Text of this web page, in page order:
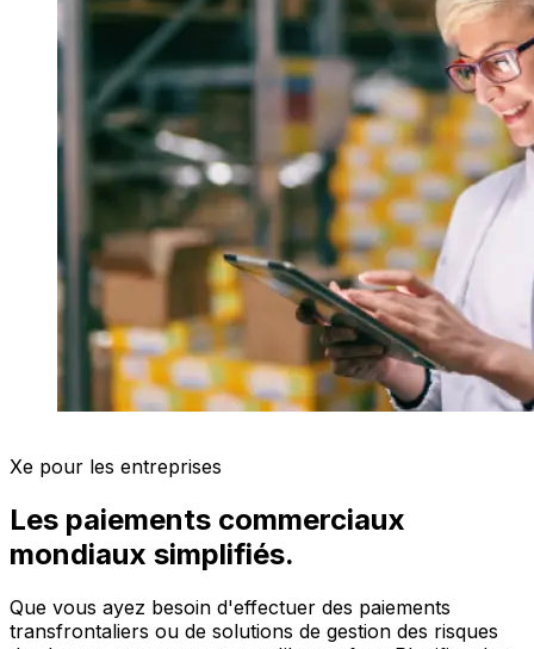
Xe pour les entreprises